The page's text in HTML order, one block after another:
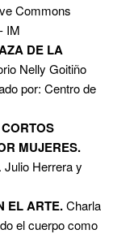
Commons
IM
DE LA
Nelly Goitiño
por: Centro de
MUJERES.
Julio Herrera y
EL ARTE.Charla
el cuerpo como